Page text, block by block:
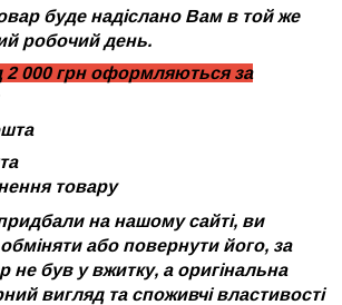
буде надіслано Вам в той же
робочий день.
2 000 грн оформляються за
товару
на нашому сайті, ви
або повернути його, за
не був у вжитку, а оригінальна
вигляд та споживчі властивості